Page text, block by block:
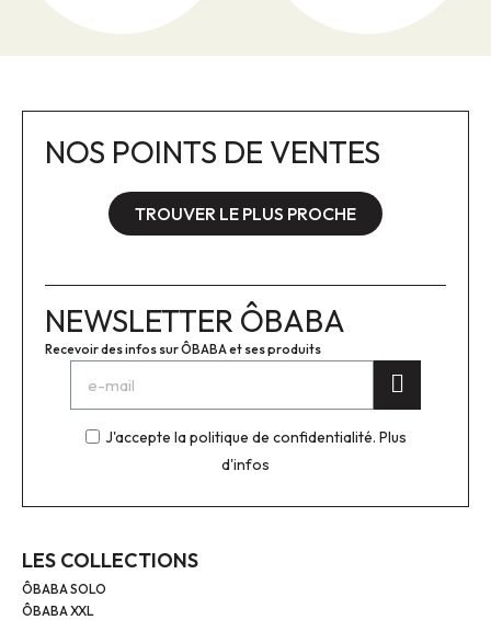
NOS POINTS DE VENTES
TROUVER LE PLUS PROCHE
NEWSLETTER ÔBABA
Recevoir des infos sur ÔBABA et ses produits
J'accepte la politique de confidentialité. Plus
d'infos
LES COLLECTIONS
ÔBABA SOLO
ÔBABA XXL